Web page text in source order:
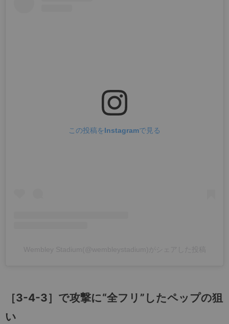
この投稿をInstagramで見る
［3-4-3］で攻撃に“全フリ”したペップの狙
い